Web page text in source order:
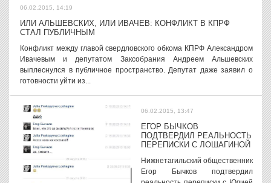
06.02.2015, 14:19
ИЛИ АЛЬШЕВСКИХ, ИЛИ ИВАЧЕВ: КОНФЛИКТ В КПРФ
СТАЛ ПУБЛИЧНЫМ
Конфликт между главой свердловского обкома КПРФ Александром
Ивачевым и депутатом Заксобрания Андреем Альшевских
выплеснулся в публичное пространство. Депутат даже заявил о
готовности уйти из...
06.02.2015, 13:47
ЕГОР БЫЧКОВ
ПОДТВЕРДИЛ РЕАЛЬНОСТЬ
ПЕРЕПИСКИ С ЛОШАГИНОЙ
Нижнетагильский общественник
Егор Бычков подтвердил